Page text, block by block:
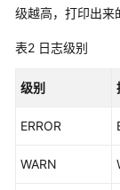
使
用
Hudi
用
级越高，打印出来
表2 日志级别
级别
ERROR
WARN